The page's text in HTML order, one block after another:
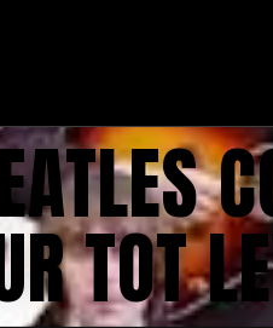
TOT